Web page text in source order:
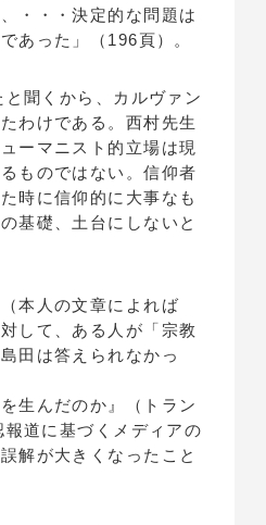
・・・決定的な問題は
あった」（196頁）。
聞くから、カルヴァン
わけである。西村先生
ーマニスト的立場は現
ものではない。信仰者
時に信仰的に大事なも
基礎、土台にしないと
本人の文章によれば
して、ある人が「宗教
田は答えられなかっ
生んだのか』（トラン
道に基づくメディアの
解が大きくなったこと